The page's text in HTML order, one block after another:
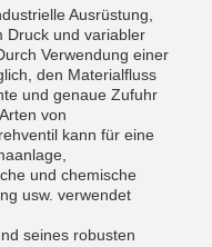
Ausrüstung,
Druck und variabler
Verwendung einer
den Materialfluss
und genaue Zufuhr
von
kann für eine
und chemische
usw. verwendet
seines robusten